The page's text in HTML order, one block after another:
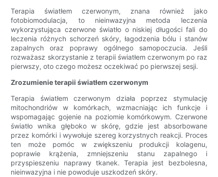
Terapia światłem czerwonym, znana również jako
fotobiomodulacja, to nieinwazyjna metoda leczenia
wykorzystująca czerwone światło o niskiej długości fali do
leczenia różnych schorzeń skóry, łagodzenia bólu i stanów
zapalnych oraz poprawy ogólnego samopoczucia. Jeśli
rozważasz skorzystanie z terapii światłem czerwonym po raz
pierwszy, oto czego możesz oczekiwać po pierwszej sesji.
Zrozumienie terapii światłem czerwonym
Terapia światłem czerwonym działa poprzez stymulację
mitochondriów w komórkach, wzmacniając ich funkcje i
wspomagając gojenie na poziomie komórkowym. Czerwone
światło wnika głęboko w skórę, gdzie jest absorbowane
przez komórki i wywołuje szereg korzystnych reakcji. Proces
ten może pomóc w zwiększeniu produkcji kolagenu,
poprawie krążenia, zmniejszeniu stanu zapalnego i
przyspieszeniu naprawy tkanek. Terapia jest bezbolesna,
nieinwazyjna i nie powoduje uszkodzeń skóry.